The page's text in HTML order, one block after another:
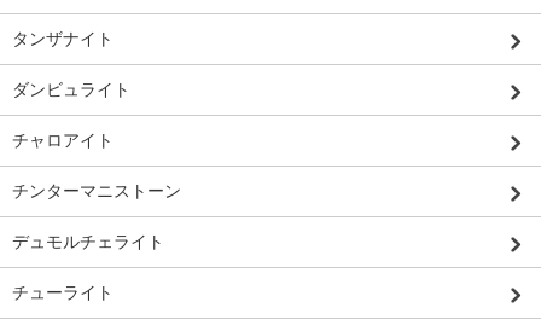
タンザナイト
ダンビュライト
チャロアイト
チンターマニストーン
デュモルチェライト
チューライト